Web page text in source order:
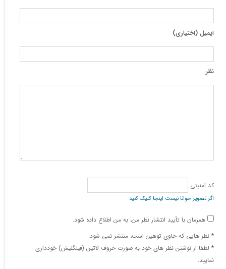
ایمیل (اختیاری)
نظر
کد امنیتی
اگر تصویر خوانا نیست اینجا کلیک کنید
همزمان با تأیید انتشار نظر من، به من اطلاع داده شود.
* نظر هایی كه حاوی توهین است، منتشر نمی شود.
* لطفا از نوشتن نظر های خود به صورت حروف لاتین (فینگلیش) خودداری
نمایید.